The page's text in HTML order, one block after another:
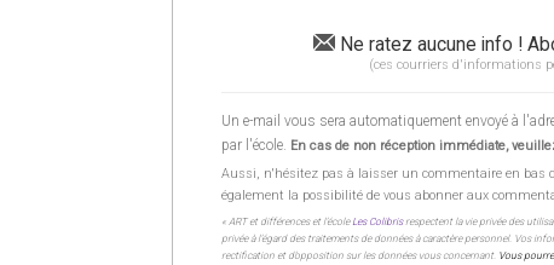
Ne ratez aucune info !
(ces courriers d'informations
Un e-mail vous sera automatiquement envoyé à
par l'école. En cas de non réception immédiate,
Aussi, n'hésitez pas à laisser un commentaire en bas
également la possibilité de vous abonner aux
« ART et différences et l’école Les Colibrisrespectent la vie privée des
privée à l’égard des traitements de données à caractère personnel. Vos
rectification et d’opposition sur les données vous concernant. Vous